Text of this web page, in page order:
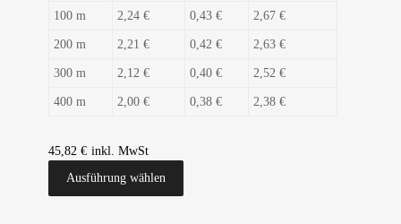
100 m 2,24 € 0,43 € 2,67 €
200 m 2,21 € 0,42 € 2,63 €
300 m 2,12 € 0,40 € 2,52 €
400 m 2,00 € 0,38 € 2,38 €
45,82 €
Ausführung wählen